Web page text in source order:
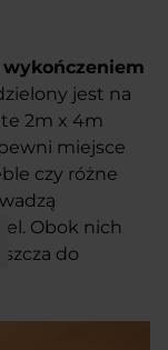
jest na
2m x 4m
miejsce
czy różne
Obok nich
do